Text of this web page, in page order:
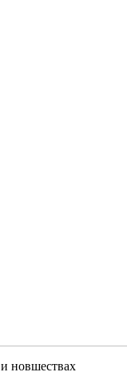
и новшествах